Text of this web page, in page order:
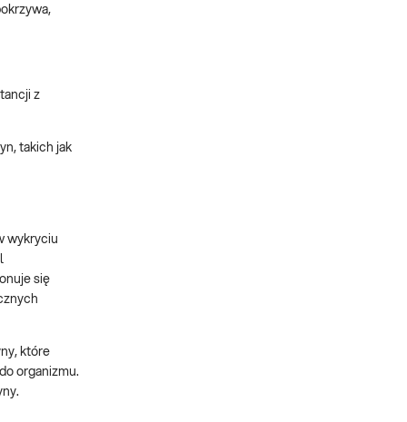
z
takich jak
wykryciu
się
które
organizmu.